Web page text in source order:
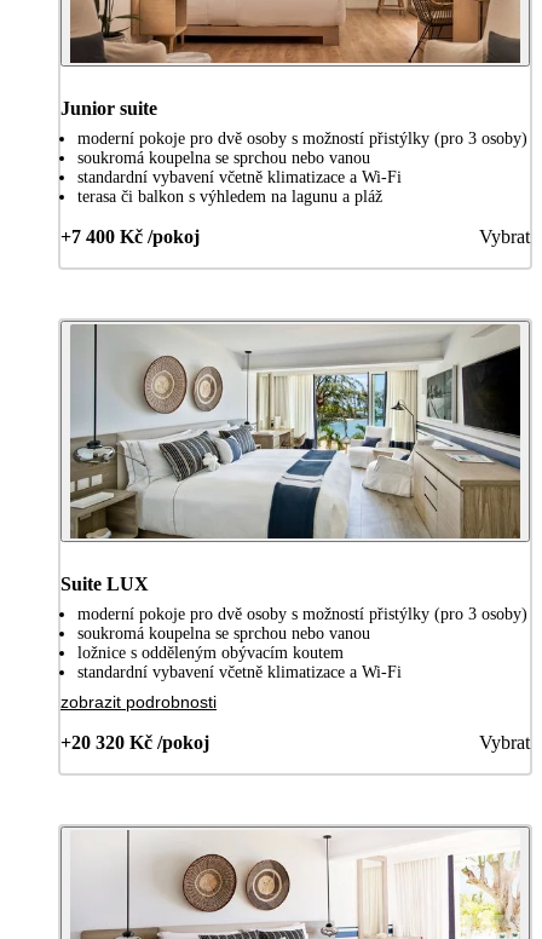
Junior suite
moderní pokoje pro dvě osoby s možností přistýlky (pro 3 osoby)
soukromá koupelna se sprchou nebo vanou
standardní vybavení včetně klimatizace a Wi-Fi
terasa či balkon s výhledem na lagunu a pláž
+7 400 Kč /pokoj Vybrat
Suite LUX
moderní pokoje pro dvě osoby s možností přistýlky (pro 3 osoby)
soukromá koupelna se sprchou nebo vanou
ložnice s odděleným obývacím koutem
standardní vybavení včetně klimatizace a Wi-Fi
zobrazit podrobnosti
+20 320 Kč /pokoj Vybrat